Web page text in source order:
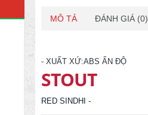
MÔ TẢ ĐÁNH GIÁ (0)
- XUẤT XỨ:ABS ẤN ĐỘ
STOUT
RED SINDHI -